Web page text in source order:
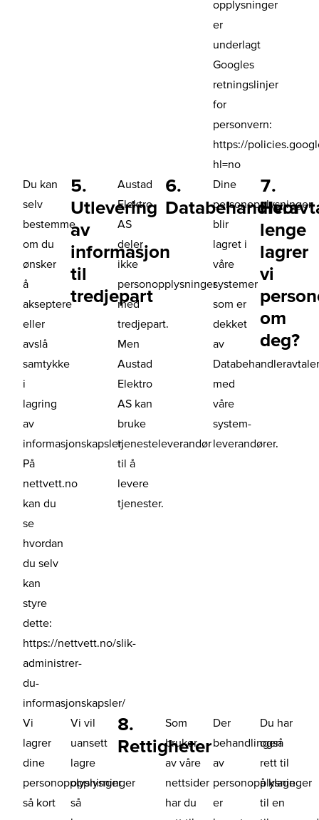
opplysninger
er
underlagt
Googles
retningslinjer
for
personvern:
https://
hl=no
Du kan
selv
bestemme
om du
ønsker
å
akseptere
eller
avslå
samtykke
i
lagring
av
informasjonskapsler.
På
nettvett.no
kan du
se
hvordan
du selv
kan
styre
dette:
https://nettvett.no/slik-
administrer-
du-
informasjonskapsler/
5.
Utlevering
av
informasjon
til
tredjepart
Austad
Elektro
AS
deler
ikke
personopplysninger
med
tredjepart.
Men
Austad
Elektro
AS kan
bruke
tjenesteleverandør
til å
levere
tjenester.
6.
Dine
personopplysninger
blir
lagret i
våre
systemer
som er
dekket
av
Databehandleravtaler
med
våre
system-
leverandører.
7.
Hvor
lenge
lagrer
vi
om
deg?
Vi
lagrer
dine
personopplysninger
så kort
Vi vil
uansett
lagre
opplysninger
så
8.
Rettigheter
Som
bruker
av våre
nettsider
har du
Der
behandlingen
av
personopplysninger
er
Du har
også
rett til
å klage
til en